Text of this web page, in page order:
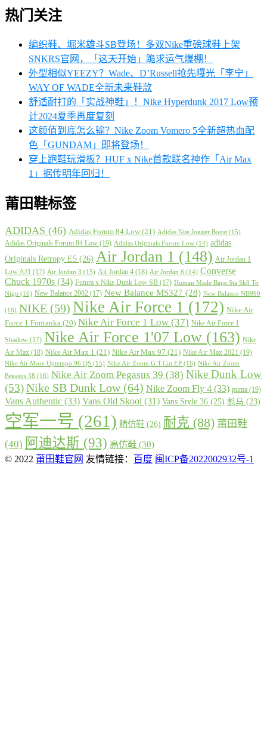
热门关注
编织鞋、堀米雄斗SB登场！多双Nike重磅球鞋上架
SNKRS官网，「这天开始」跪求运气爆棚！
外型相似YEEZY？Wade、D’Russell抢先曝光「李宁」
WAY OF WADE全新未来鞋款
舒适耐打的「实战神鞋」！Nike Hyperdunk 2017 Low预
计2024夏季再度复刻
这颜值到底怎么输？Nike Zoom Vomero 5全新超热血配
色「GUNDAM」即将登场！
穿上跑鞋玩滑板？HUF x Nike首款联名神作「Air Max
1」据传明年回归！
莆田鞋标签
ADIDAS (46) Adidas Forum 84 Low (21) Adidas Nite Jogger Boost (15)
Adidas Originals Forum 84 Low (19) Adidas Originals Forum Low (14) adidas
Originals Retropy E5 (26) Air Jordan 1 (148) Air Jordan 1
Low AJ1 (17) Air Jordan 3 (15) Air Jordan 4 (18) Air Jordan 6 (14) Converse
Chuck 1970s (34) Futura x Nike Dunk Low SB (17) Human Made Bape Sta Sk8 To
Nigo (16) New Balance 2002 (17) New Balance MS327 (28) New Balance NB990
(16) NIKE (59) Nike Air Force 1 (172) Nike Air
Force 1 Fontanka (20) Nike Air Force 1 Low (37) Nike Air Force 1
Shadow (17) Nike Air Force 1'07 Low (163) Nike
Air Max (18) Nike Air Max 1 (21) Nike Air Max 97 (21) Nike Air Max 2021 (19)
Nike Air More Uptempo 96 QS (15) Nike Air Zoom G.T.Cut EP (16) Nike Air Zoom
Pegasus 38 (16) Nike Air Zoom Pegasus 39 (38) Nike Dunk Low
(53)Nike SB Dunk Low(64) Nike Zoom Fly 4 (33) puma (19)
Vans Authentic (33) Vans Old Skool (31) Vans Style 36 (25) 彪马 (23)
空军一号 (261) 精仿鞋 (26) 耐克 (88) 莆田鞋
(40) 阿迪达斯 (93) 高仿鞋 (30)
© 2022 莆田鞋官网 友情链接： 百度 闽ICP备2022002932号-1